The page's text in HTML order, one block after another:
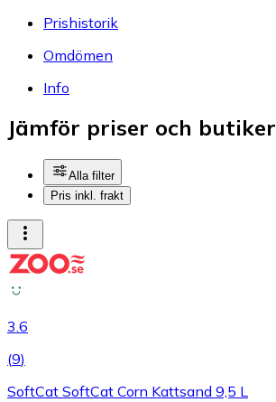
Prishistorik
Omdömen
Info
Jämför priser och butiker
Alla filter
Pris inkl. frakt
3.6
(9)
SoftCat SoftCat Corn Kattsand 9,5 L